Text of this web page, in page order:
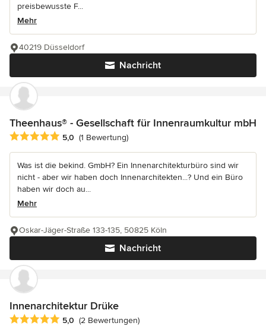
preisbewusste F...
Mehr
Nachricht
40219 Düsseldorf
Theenhaus® - Gesellschaft für Innenraumkultur mbH
Durchschnittliche Bewertung: 5 von 5 Sternen
5,0 (1 Bewertung)
Was ist die bekind. GmbH? Ein Innenarchitekturbüro sind wir
nicht - aber wir haben doch Innenarchitekten...? Und ein Büro
haben wir doch au...
Mehr
Nachricht
Oskar-Jäger-Straße 133-135, 50825 Köln
Innenarchitektur Drüke
Durchschnittliche Bewertung: 5 von 5 Sternen
5,0 (2 Bewertungen)